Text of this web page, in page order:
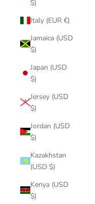
$)
Italy (EUR €)
Jamaica (USD
$)
Japan (USD
$)
Jersey (USD
$)
Jordan (USD
$)
Kazakhstan
(USD $)
Kenya (USD
$)